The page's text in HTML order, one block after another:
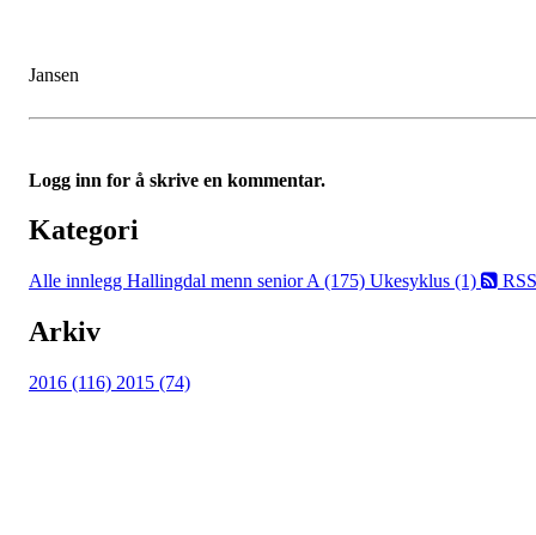
Jansen
Logg inn for å skrive en kommentar.
Kategori
Alle innlegg Hallingdal menn senior A (175) Ukesyklus (1) RSS
Arkiv
2016 (116) 2015 (74)